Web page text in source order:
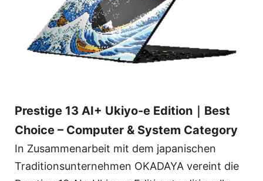
Prestige 13 AI+ Ukiyo-e Edition｜Best
Choice – Computer & System Category
In Zusammenarbeit mit dem japanischen
Traditionsunternehmen OKADAYA vereint die